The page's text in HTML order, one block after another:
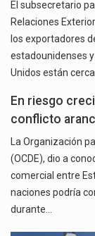
El subsecretario
Relaciones
los exportadores
estadounidenses
Unidos están
En riesgo
conflicto
La Organización
(OCDE), dio a
comercial entre
naciones podría
durante…